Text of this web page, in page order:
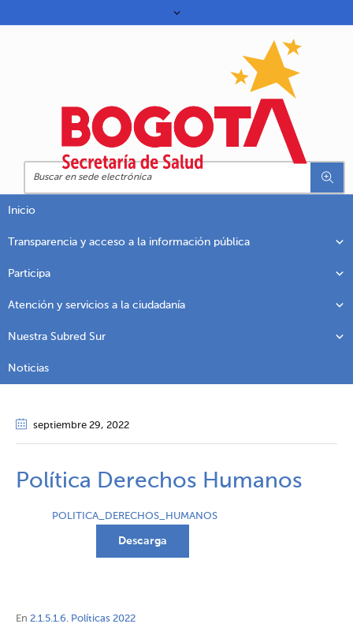
Inicio
Transparencia y acceso a la información pública
Participa
Atención y servicios a la ciudadanía
Nuestra Subred Sur
Noticias
septiembre 29, 2022
Política Derechos Humanos
POLITICA_DERECHOS_HUMANOS
Descarga
En 2.1.5.1.6. Políticas 2022